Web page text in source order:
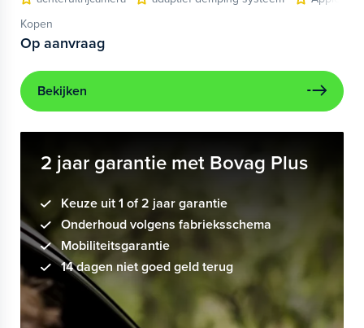
Kopen
Op aanvraag
Bekijken
2 jaar garantie met Bovag Plus
Keuze uit 1 of 2 jaar garantie
Onderhoud volgens fabrieksschema
Mobiliteitsgarantie
14 dagen niet goed geld terug